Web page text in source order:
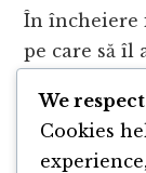
În încheiere
pe care să îl
We
Cookies